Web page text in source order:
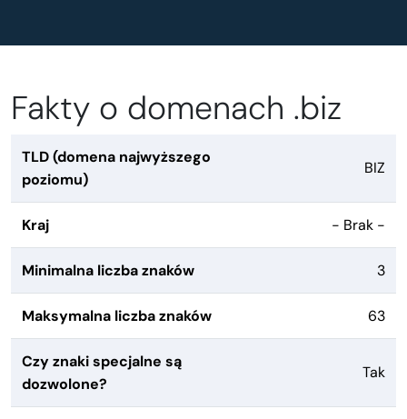
Fakty o domenach .biz
TLD (domena najwyższego
poziomu)
BIZ
Kraj - Brak -
Minimalna liczba znaków 3
Maksymalna liczba znaków 63
Czy znaki specjalne są
dozwolone?
Tak